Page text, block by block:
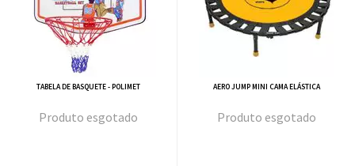
TABELA DE BASQUETE - POLIMET
esgotado
AERO JUMP MINI CAMA ELÁSTICA
esgotado